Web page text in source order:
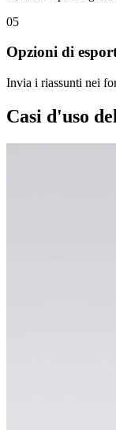
05
Opzioni di
Invia i riassunti nei
Casi d'uso